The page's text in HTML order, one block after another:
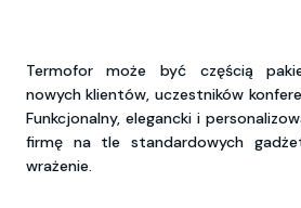
Termofor może być częścią
nowych klientów, uczestników
Funkcjonalny, elegancki i
firmę na tle standardowych
wrażenie.